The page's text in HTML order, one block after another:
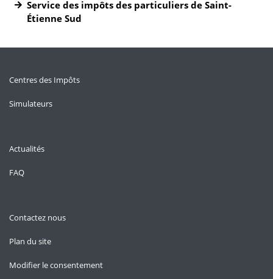
Service des impôts des particuliers de Saint-
Étienne Sud
Centres des Impôts
Simulateurs
Actualités
FAQ
Contactez nous
Plan du site
Modifier le consentement